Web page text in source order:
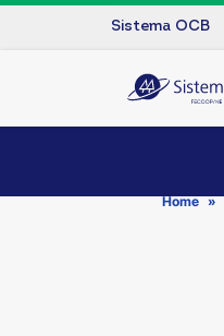
Sistema OCB
Home